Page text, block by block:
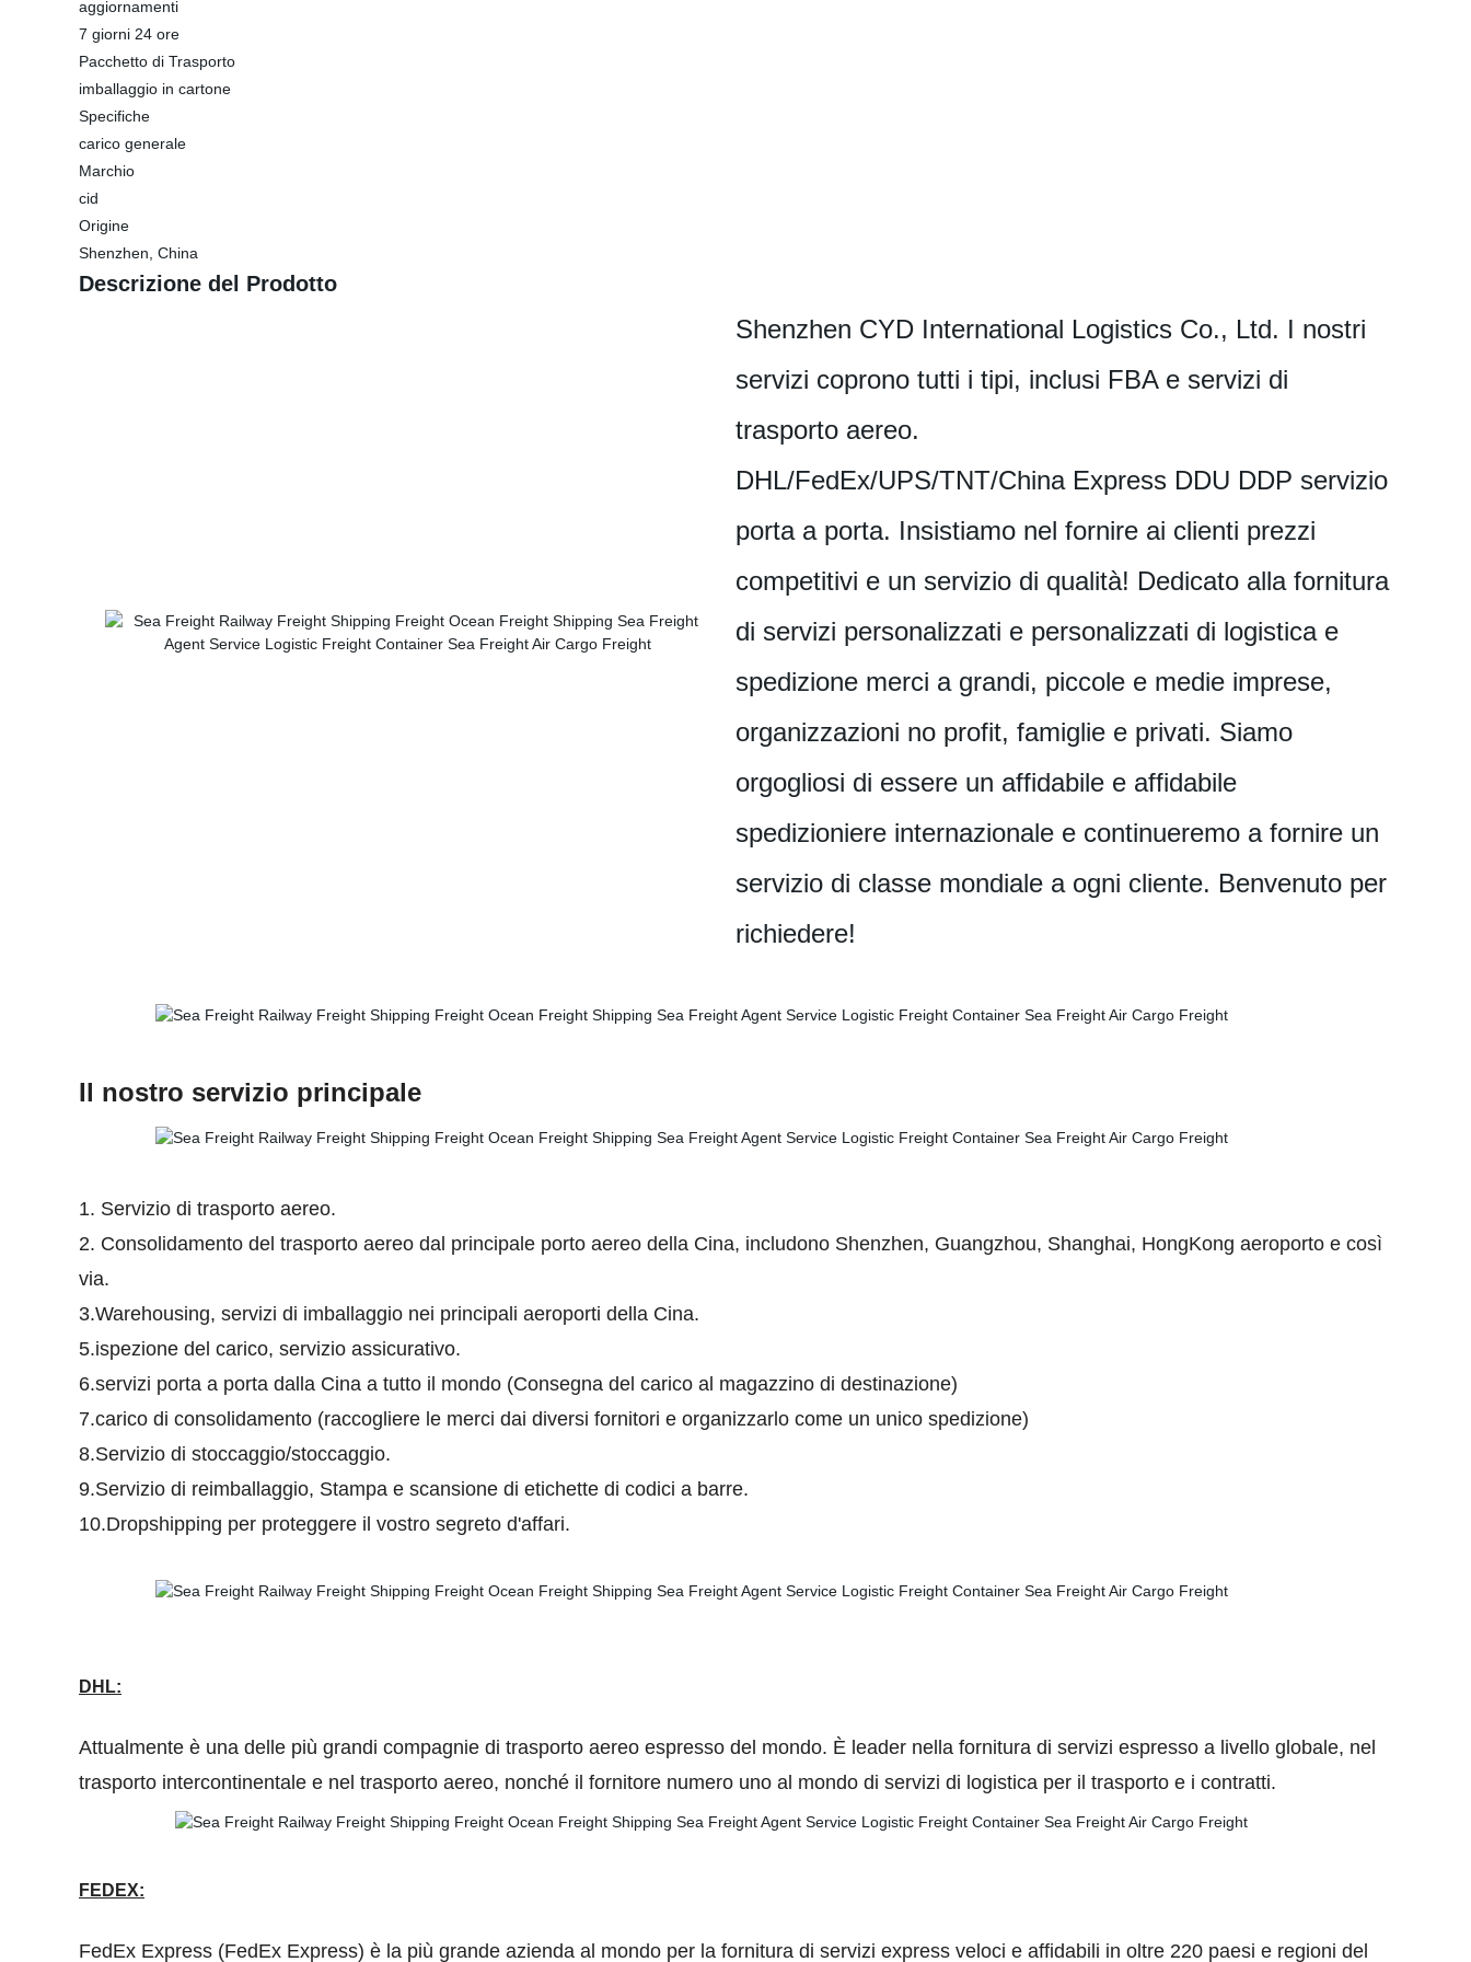
aggiornamenti
7 giorni 24 ore
Pacchetto di Trasporto
imballaggio in cartone
Specifiche
carico generale
Marchio
cid
Origine
Shenzhen, China
Descrizione del Prodotto
Shenzhen CYD International Logistics Co., Ltd. I nostri
servizi coprono tutti i tipi, inclusi FBA e servizi di
trasporto aereo.
DHL/FedEx/UPS/TNT/China Express DDU DDP servizio
porta a porta. Insistiamo nel fornire ai clienti prezzi
competitivi e un servizio di qualità! Dedicato alla fornitura
di servizi personalizzati e personalizzati di logistica e
spedizione merci a grandi, piccole e medie imprese,
organizzazioni no profit, famiglie e privati. Siamo
orgogliosi di essere un affidabile e affidabile
spedizioniere internazionale e continueremo a fornire un
servizio di classe mondiale a ogni cliente. Benvenuto per
richiedere!
Il nostro servizio principale
1. Servizio di trasporto aereo.
2. Consolidamento del trasporto aereo dal principale porto aereo della Cina, includono Shenzhen, Guangzhou, Shanghai, HongKong aeroporto e così
via.
3.Warehousing, servizi di imballaggio nei principali aeroporti della Cina.
5.ispezione del carico, servizio assicurativo.
6.servizi porta a porta dalla Cina a tutto il mondo (Consegna del carico al magazzino di destinazione)
7.carico di consolidamento (raccogliere le merci dai diversi fornitori e organizzarlo come un unico spedizione)
8.Servizio di stoccaggio/stoccaggio.
9.Servizio di reimballaggio, Stampa e scansione di etichette di codici a barre.
10.Dropshipping per proteggere il vostro segreto d'affari.
DHL:
Attualmente è una delle più grandi compagnie di trasporto aereo espresso del mondo. È leader nella fornitura di servizi espresso a livello globale, nel
trasporto intercontinentale e nel trasporto aereo, nonché il fornitore numero uno al mondo di servizi di logistica per il trasporto e i contratti.
FEDEX:
FedEx Express (FedEx Express) è la più grande azienda al mondo per la fornitura di servizi express veloci e affidabili in oltre 220 paesi e regioni del